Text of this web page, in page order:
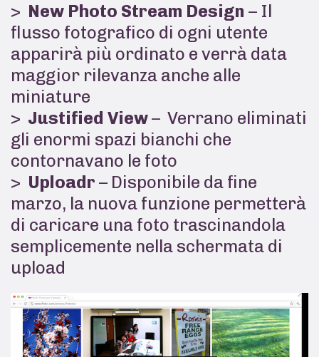
New Photo Stream Design – Il
flusso fotografico di ogni utente
apparirà più ordinato e verrà data
maggior rilevanza anche alle
miniature
Justified View– Verrano eliminati
gli enormi spazi bianchi che
contornavano le foto
Uploadr – Disponibile da fine
marzo, la nuova funzione permetterà
di caricare una foto trascinandola
semplicemente nella schermata di
upload